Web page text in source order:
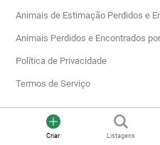
Criar Listagens
Animais de Estimação Perdidos e
Animais Perdidos e Encontrados
Política de Privacidade
Termos de Serviço